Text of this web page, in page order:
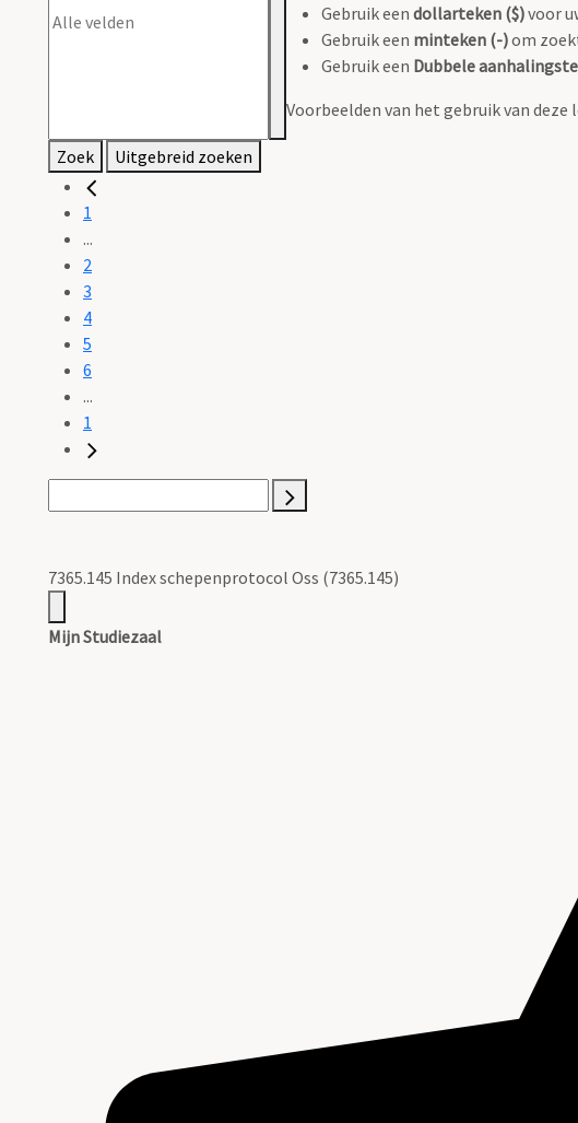
Gebruik een dollarteken ($)voor
Gebruik een minteken (-)om
Gebruik een Dubbele
Voorbeelden van het gebruik van
Zoek Uitgebreid zoeken
1
...
2
3
4
5
6
...
1
7365.145 Index schepenprotocol Oss (7365.145)
Mijn Studiezaal